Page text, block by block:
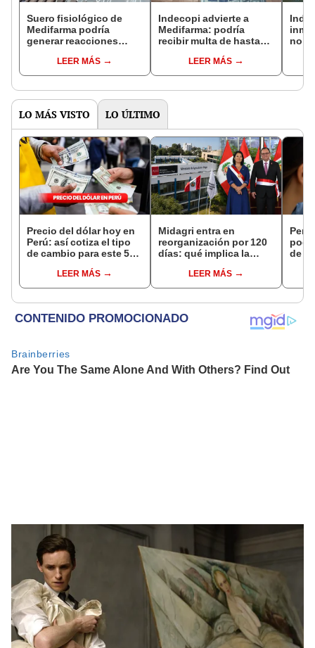
Suero fisiológico de
Medifarma podría
generar reacciones
pacientes peruanos,
alertan Indecopi y
LEER MÁS
Indecopi advierte a
Medifarma: podría
recibir multa de hasta
fisiológico con
reacciones adversas
LEER MÁS
no
LO MÁS VISTO LO ÚLTIMO
Precio del dólar hoy en
Perú: así cotiza el tipo
de cambio para este 5
LEER MÁS
Midagri entra en
reorganización por 120
días: qué implica la
podrían venir
LEER MÁS
de